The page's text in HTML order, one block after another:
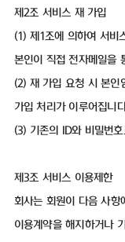
제2조 서비스 재 가입
(1) 제1조에 의하여 서비
본인이 직접 전자메일을
(2) 재 가입 요청 시 본인
가입 처리가 이루어집니
(3) 기존의 ID와 비밀번
제3조 서비스 이용제한
회사는 회원이 다음 사항
이용계약을 해지하거나